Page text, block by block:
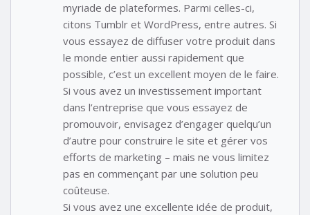
myriade de plateformes. Parmi celles-ci,
citons Tumblr et WordPress, entre autres. Si
vous essayez de diffuser votre produit dans
le monde entier aussi rapidement que
possible, c’est un excellent moyen de le faire.
Si vous avez un investissement important
dans l’entreprise que vous essayez de
promouvoir, envisagez d’engager quelqu’un
d’autre pour construire le site et gérer vos
efforts de marketing – mais ne vous limitez
pas en commençant par une solution peu
coûteuse.
Si vous avez une excellente idée de produit,